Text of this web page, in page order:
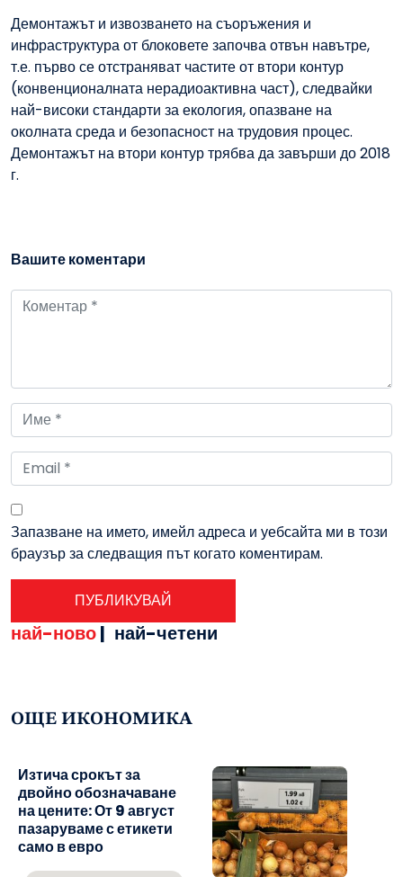
Демонтажът и извозването на съоръжения и
инфраструктура от блоковете започва отвън навътре,
т.е. първо се отстраняват частите от втори контур
(конвенционалната нерадиоактивна част), следвайки
най-високи стандарти за екология, опазване на
околната среда и безопасност на трудовия процес.
Демонтажът на втори контур трябва да завърши до 2018
г.
Вашите коментари
Запазване на името, имейл адреса и уебсайта ми в този
браузър за следващия път когато коментирам.
най-ново| най-четени
ОЩЕ ИКОНОМИКА
Изтича срокът за
двойно обозначаване
на цените: От 9 август
пазаруваме с етикети
само в евро